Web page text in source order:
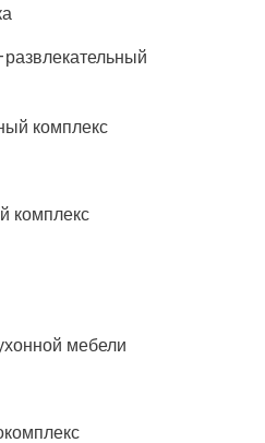
комплекс
комплекс
мебели